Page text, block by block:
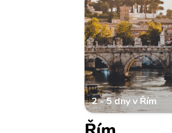
2 - 5 dny v Řím